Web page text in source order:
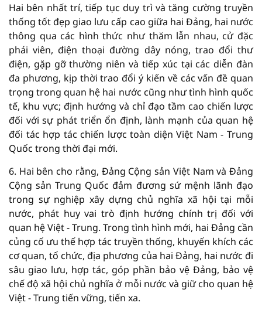
Hai bên nhất trí, tiếp tục duy trì và tăng cường truyền
thống tốt đẹp giao lưu cấp cao giữa hai Đảng, hai nước
thông qua các hình thức như thăm lẫn nhau, cử đặc
phái viên, điện thoại đường dây nóng, trao đổi thư
điện, gặp gỡ thường niên và tiếp xúc tại các diễn đàn
đa phương, kịp thời trao đổi ý kiến về các vấn đề quan
trọng trong quan hệ hai nước cũng như tình hình quốc
tế, khu vực; định hướng và chỉ đạo tầm cao chiến lược
đối với sự phát triển ổn định, lành mạnh của quan hệ
đối tác hợp tác chiến lược toàn diện Việt Nam - Trung
Quốc trong thời đại mới.
6. Hai bên cho rằng, Đảng Cộng sản Việt Nam và Đảng
Cộng sản Trung Quốc đảm đương sứ mệnh lãnh đạo
trong sự nghiệp xây dựng chủ nghĩa xã hội tại mỗi
nước, phát huy vai trò định hướng chính trị đối với
quan hệ Việt - Trung. Trong tình hình mới, hai Đảng cần
củng cố ưu thế hợp tác truyền thống, khuyến khích các
cơ quan, tổ chức, địa phương của hai Đảng, hai nước đi
sâu giao lưu, hợp tác, góp phần bảo vệ Đảng, bảo vệ
chế độ xã hội chủ nghĩa ở mỗi nước và giữ cho quan hệ
Việt - Trung tiến vững, tiến xa.